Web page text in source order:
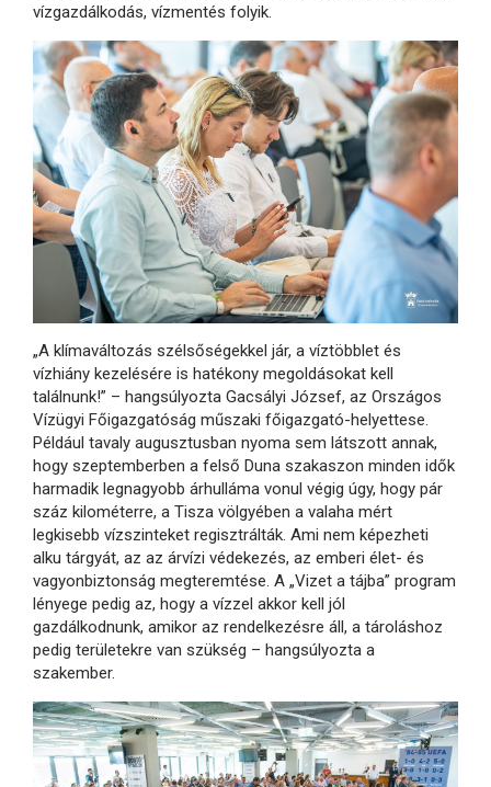
vízgazdálkodás, vízmentés folyik.
„A klímaváltozás szélsőségekkel jár, a víztöbblet és
vízhiány kezelésére is hatékony megoldásokat kell
találnunk!” – hangsúlyozta Gacsályi József, az Országos
Vízügyi Főigazgatóság műszaki főigazgató-helyettese.
Például tavaly augusztusban nyoma sem látszott annak,
hogy szeptemberben a felső Duna szakaszon minden idők
harmadik legnagyobb árhulláma vonul végig úgy, hogy pár
száz kilométerre, a Tisza völgyében a valaha mért
legkisebb vízszinteket regisztrálták. Ami nem képezheti
alku tárgyát, az az árvízi védekezés, az emberi élet- és
vagyonbiztonság megteremtése. A „Vizet a tájba” program
lényege pedig az, hogy a vízzel akkor kell jól
gazdálkodnunk, amikor az rendelkezésre áll, a tároláshoz
pedig területekre van szükség – hangsúlyozta a
szakember.